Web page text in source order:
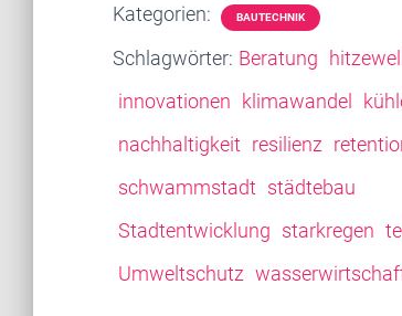
Kategorien: BAUTECHNIK
Schlagwörter: Beratung
innovationen klimawandel
nachhaltigkeit resilienz
schwammstadt städtebau
Stadtentwicklung starkregen
Umweltschutz